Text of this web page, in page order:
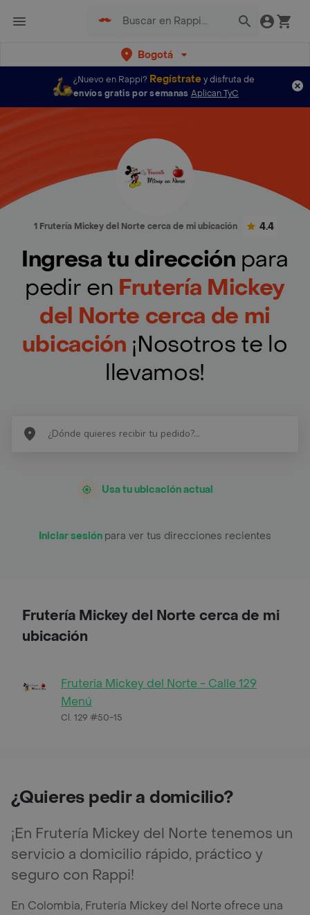
Bogotá
¿Nuevo en Rappi? Regístratey disfruta de
envíos gratis por semanas Aplican TyC
1 Frutería Mickey del Norte cerca de mi ubicación 4.4
Ingresa tu dirección para
pedir en Frutería Mickey
del Norte cerca de mi
ubicación ¡Nosotros te lo
llevamos!
Usa tu ubicación actual
Iniciar sesión para ver tus direcciones recientes
Frutería Mickey del Norte cerca de mi
ubicación
Fruteria Mickey del Norte - Calle 129
Menú
Cl. 129 #50-15
¿Quieres pedir a domicilio?
¡En Frutería Mickey del Norte tenemos un
servicio a domicilio rápido, práctico y
seguro con Rappi!
En Colombia, Frutería Mickey del Norte ofrece una